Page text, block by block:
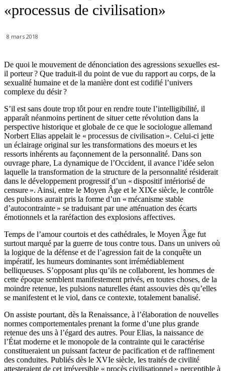
«processus de civilisation»
8 mars 2018
De quoi le mouvement de dénonciation des agressions sexuelles est-
il porteur ? Que traduit-il du point de vue du rapport au corps, de la
sexualité humaine et de la manière dont est codifié l’univers
complexe du désir ?
S’il est sans doute trop tôt pour en rendre toute l’intelligibilité, il
apparaît néanmoins pertinent de situer cette révolution dans la
perspective historique et globale de ce que le sociologue allemand
Norbert Elias appelait le « processus de civilisation ». Celui-ci jette
un éclairage original sur les transformations des moeurs et les
ressorts inhérents au façonnement de la personnalité. Dans son
ouvrage phare, La dynamique de l’Occident, il avance l’idée selon
laquelle la transformation de la structure de la personnalité résiderait
dans le développement progressif d’un « dispositif intériorisé de
censure ». Ainsi, entre le Moyen Âge et le XIXe siècle, le contrôle
des pulsions aurait pris la forme d’un « mécanisme stable
d’autocontrainte » se traduisant par une atténuation des écarts
émotionnels et la raréfaction des explosions affectives.
Temps de l’amour courtois et des cathédrales, le Moyen Âge fut
surtout marqué par la guerre de tous contre tous. Dans un univers où
la logique de la défense et de l’agression fait de la conquête un
impératif, les humeurs dominantes sont irrémédiablement
belliqueuses. S’opposant plus qu’ils ne collaborent, les hommes de
cette époque semblent manifestement privés, en toutes choses, de la
moindre retenue, les pulsions naturelles étant assouvies dès qu’elles
se manifestent et le viol, dans ce contexte, totalement banalisé.
On assiste pourtant, dès la Renaissance, à l’élaboration de nouvelles
normes comportementales prenant la forme d’une plus grande
retenue des uns à l’égard des autres. Pour Elias, la naissance de
l’État moderne et le monopole de la contrainte qui le caractérise
constitueraient un puissant facteur de pacification et de raffinement
des conduites. Publiés dès le XVIe siècle, les traités de civilité
attesteraient de cet irréversible « procès civilisationnel » perceptible à